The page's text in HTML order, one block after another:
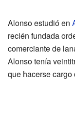
Alonso estudió en
recién fundada
comerciante de
Alonso tenía
que hacerse